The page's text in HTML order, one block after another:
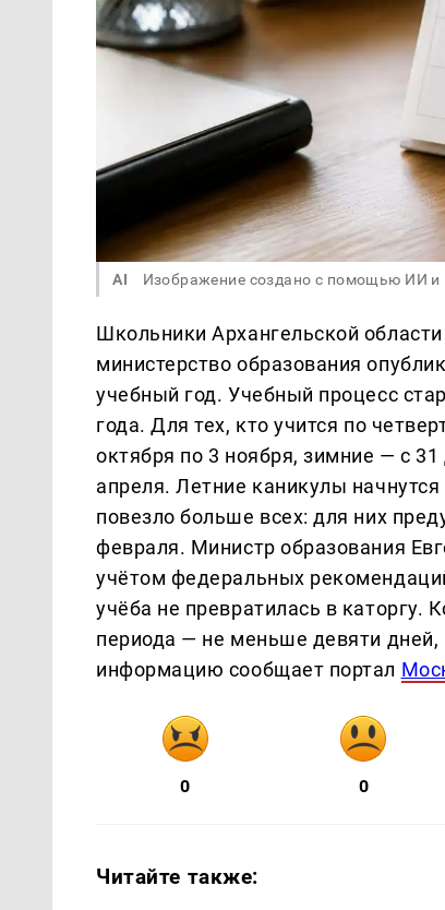
AI Изображение создано с помощью ИИ и
Школьники Архангельской
министерство образования
учебный год. Учебный процесс
года. Для тех, кто учится по
октября по 3 ноября, зимние — с
апреля. Летние каникулы
повезло больше всех: для них
февраля. Министр образования
учётом федеральных
учёба не превратилась в каторгу.
периода — не меньше девяти
информацию сообщает портал
0 0
Читайте также: